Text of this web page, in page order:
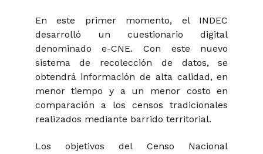
En este primer momento, el INDEC
desarrolló un cuestionario digital
denominado e-CNE. Con este nuevo
sistema de recolección de datos, se
obtendrá información de alta calidad, en
menor tiempo y a un menor costo en
comparación a los censos tradicionales
realizados mediante barrido territorial.
Los objetivos del Censo Nacional